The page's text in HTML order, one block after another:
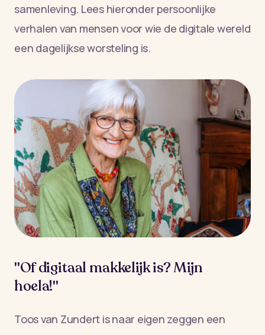
samenleving. Lees hieronder persoonlijke
verhalen van mensen voor wie de digitale wereld
een dagelijkse worsteling is.
"Of digitaal makkelijk is? Mijn
hoela!"
Toos van Zundert is naar eigen zeggen een